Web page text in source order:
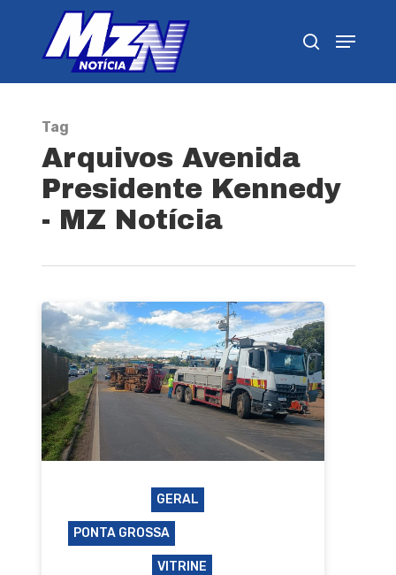
Tag
Arquivos Avenida
Presidente Kennedy
- MZ Notícia
GERAL
PONTA GROSSA
VITRINE